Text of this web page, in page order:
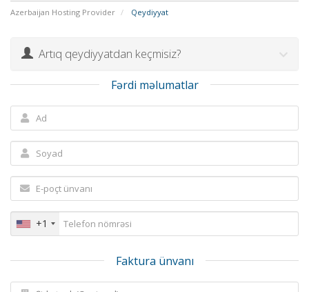
Azerbaijan Hosting Provider Qeydiyyat
Artıq qeydiyyatdan keçmisiz?
Fərdi məlumatlar
+1
Faktura ünvanı